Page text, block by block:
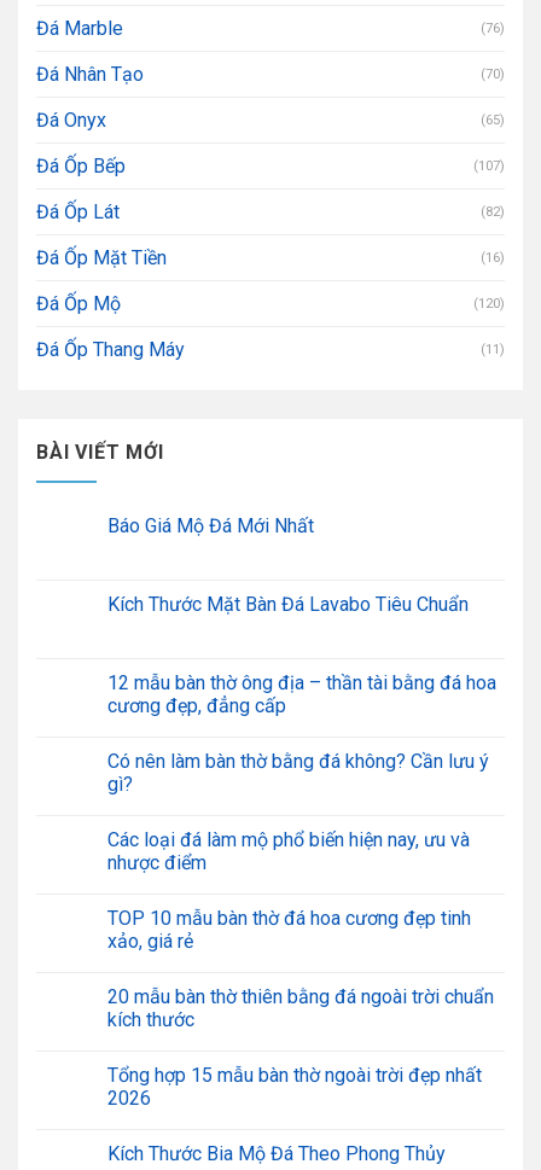
Đá Marble (76)
Đá Nhân Tạo (70)
Đá Onyx (65)
Đá Ốp Bếp (107)
Đá Ốp Lát (82)
Đá Ốp Mặt Tiền (16)
Đá Ốp Mộ (120)
Đá Ốp Thang Máy (11)
BÀI VIẾT MỚI
Báo Giá Mộ Đá Mới Nhất
Kích Thước Mặt Bàn Đá Lavabo Tiêu Chuẩn
12 mẫu bàn thờ ông địa – thần tài bằng đá hoa
cương đẹp, đẳng cấp
Có nên làm bàn thờ bằng đá không? Cần lưu ý
gì?
Các loại đá làm mộ phổ biến hiện nay, ưu và
nhược điểm
TOP 10 mẫu bàn thờ đá hoa cương đẹp tinh
xảo, giá rẻ
20 mẫu bàn thờ thiên bằng đá ngoài trời chuẩn
kích thước
Tổng hợp 15 mẫu bàn thờ ngoài trời đẹp nhất
2026
Kích Thước Bia Mộ Đá Theo Phong Thủy